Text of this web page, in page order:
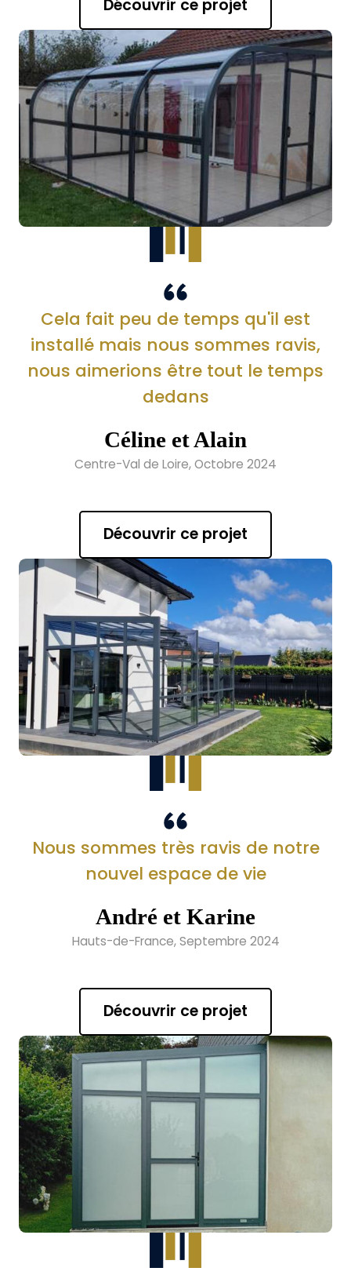
Découvrir ce projet
Cela fait peu de temps qu'il est
installé mais nous sommes ravis,
nous aimerions être tout le temps
dedans
Céline et Alain
Centre-Val de Loire, Octobre 2024
Découvrir ce projet
Nous sommes très ravis de notre
nouvel espace de vie
André et Karine
Hauts-de-France, Septembre 2024
Découvrir ce projet